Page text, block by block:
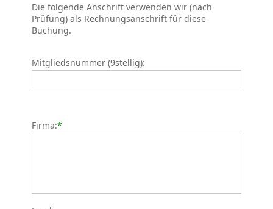
Die folgende Anschrift verwenden wir (nach
Prüfung) als Rechnungsanschrift für diese
Buchung.
Mitgliedsnummer (9stellig):
Firma:*